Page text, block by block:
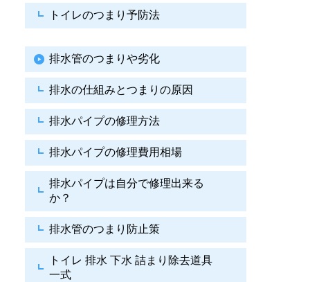
トイレのつまり予防法
排水管のつまりや劣化
排水の仕組みとつまりの原因
排水パイプの修理方法
排水パイプの修理費用相場
排水パイプは自分で修理出来る
か？
排水管のつまり防止策
トイレ 排水 下水 詰まり除去道具
一式